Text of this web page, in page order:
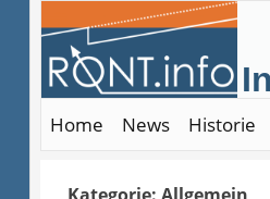
content
Home News Historie